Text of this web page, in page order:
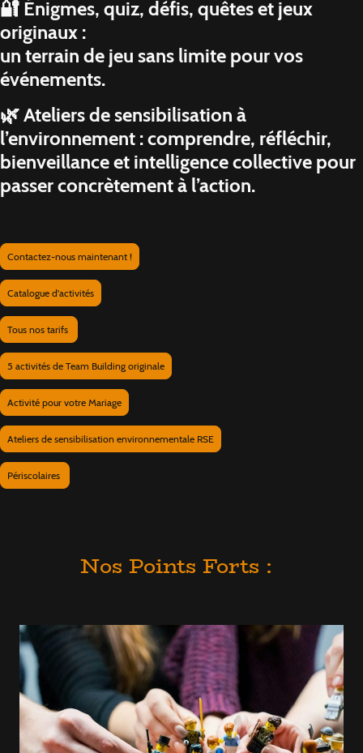
🔐 Énigmes, quiz, défis, quêtes et jeux
originaux :
un terrain de jeu sans limite pour vos
événements.
🌿 Ateliers de sensibilisation à
l’environnement : comprendre, réfléchir,
bienveillance et intelligence collective pour
passer concrètement à l’action.
Contactez-nous maintenant !
Catalogue d'activités
Tous nos tarifs
5 activités de Team Building originale
Activité pour votre Mariage
Ateliers de sensibilisation environnementale RSE
Périscolaires
Nos Points Forts :